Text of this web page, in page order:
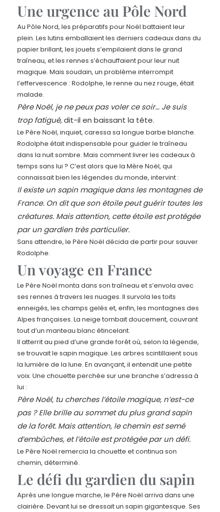
Une urgence au Pôle Nord
Au Pôle Nord, les préparatifs pour Noël battaient leur
plein. Les lutins emballaient les derniers cadeaux dans du
papier brillant, les jouets s’empilaient dans le grand
traîneau, et les rennes s’échauffaient pour leur nuit
magique. Mais soudain, un problème interrompit
l’effervescence : Rodolphe, le renne au nez rouge, était
malade.
Père Noël, je ne peux pas voler ce soir… Je suis
trop fatigué,dit-il en baissant la tête.
Le Père Noël, inquiet, caressa sa longue barbe blanche.
Rodolphe était indispensable pour guider le traîneau
dans la nuit sombre. Mais comment livrer les cadeaux à
temps sans lui ? C’est alors que la Mère Noël, qui
connaissait bien les légendes du monde, intervint :
Il existe un sapin magique dans les montagnes de
France. On dit que son étoile peut guérir toutes les
créatures. Mais attention, cette étoile est protégée
par un gardien très particulier.
Sans attendre, le Père Noël décida de partir pour sauver
Rodolphe.
Un voyage en France
Le Père Noël monta dans son traîneau et s’envola avec
ses rennes à travers les nuages. Il survola les toits
enneigés, les champs gelés et, enfin, les montagnes des
Alpes françaises. La neige tombait doucement, couvrant
tout d’un manteau blanc étincelant.
Il atterrit au pied d’une grande forêt où, selon la légende,
se trouvait le sapin magique. Les arbres scintillaient sous
la lumière de la lune. En avançant, il entendit une petite
voix. Une chouette perchée sur une branche s’adressa à
lui :
Père Noël, tu cherches l’étoile magique, n’est-ce
pas ? Elle brille au sommet du plus grand sapin
de la forêt. Mais attention, le chemin est semé
d’embûches, et l’étoile est protégée par un défi.
Le Père Noël remercia la chouette et continua son
chemin, déterminé.
Le défi du gardien du sapin
Après une longue marche, le Père Noël arriva dans une
clairière. Devant lui se dressait un sapin gigantesque. Ses